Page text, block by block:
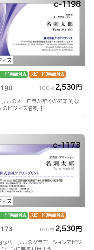
ネス
c-1198
ード1時間対応 スピード3時間対応
100枚 2,530円
プルのオーロラが華やかで知的な
のビジネス名刺！
ネス
c-1173
ード1時間対応 スピード3時間対応
100枚 2,530円
なパープルのグラデーションでビジ